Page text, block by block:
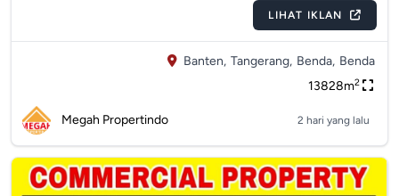
LIHAT IKLAN
Banten, Tangerang, Benda, Benda
13828m2
Megah Propertindo 2 hari yang lalu